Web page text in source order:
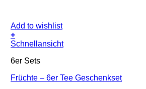
Add to wishlist
+
Schnellansicht
6er Sets
Früchte – 6er Tee Geschenkset